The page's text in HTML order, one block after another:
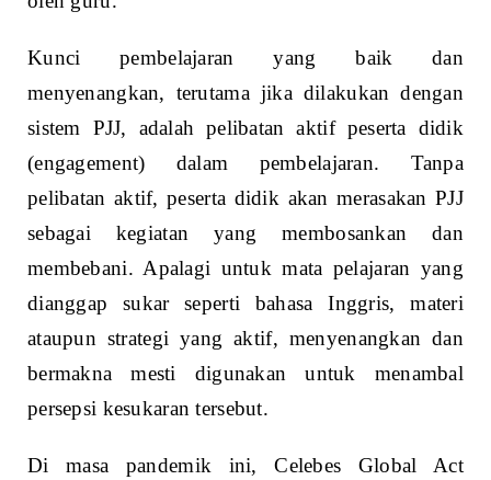
Kunci pembelajaran yang baik dan
menyenangkan, terutama jika dilakukan dengan
sistem PJJ, adalah pelibatan aktif peserta didik
(engagement) dalam pembelajaran. Tanpa
pelibatan aktif, peserta didik akan merasakan PJJ
sebagai kegiatan yang membosankan dan
membebani. Apalagi untuk mata pelajaran yang
dianggap sukar seperti bahasa Inggris, materi
ataupun strategi yang aktif, menyenangkan dan
bermakna mesti digunakan untuk menambal
persepsi kesukaran tersebut.
Di masa pandemik ini, Celebes Global Act